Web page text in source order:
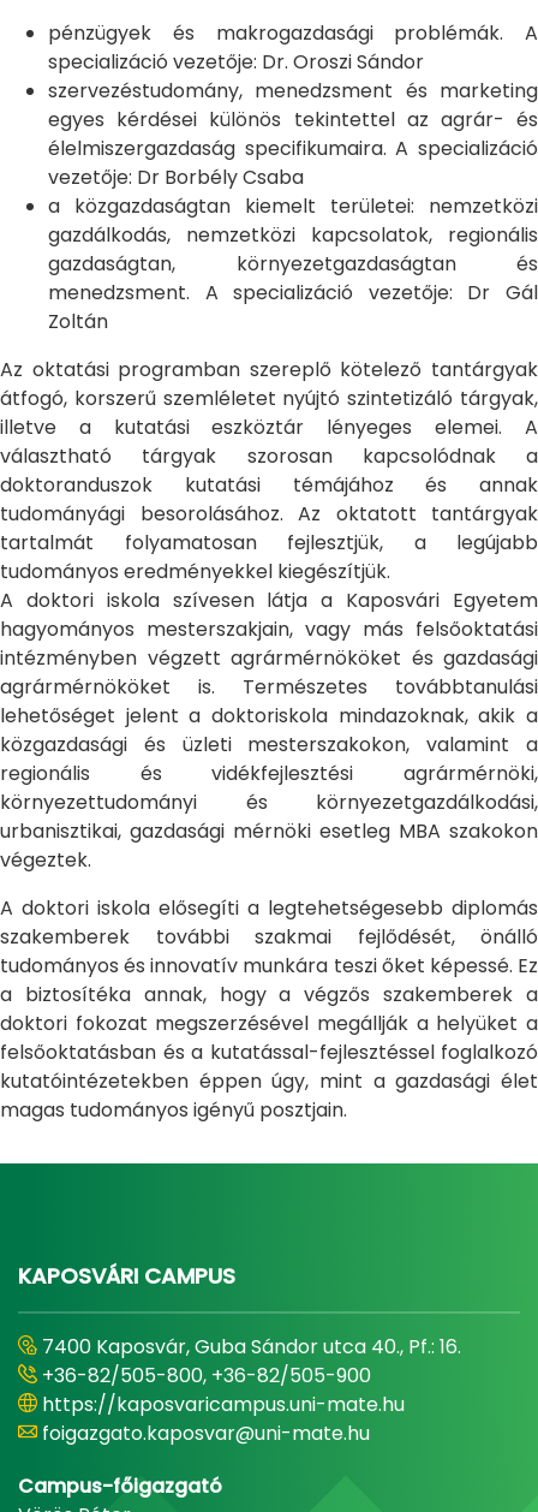
pénzügyek és makrogazdasági problémák. A
specializáció vezetője: Dr. Oroszi Sándor
szervezéstudomány, menedzsment és marketing
egyes kérdései különös tekintettel az agrár- és
élelmiszergazdaság specifikumaira. A specializáció
vezetője: Dr Borbély Csaba
a közgazdaságtan kiemelt területei: nemzetközi
gazdálkodás, nemzetközi kapcsolatok, regionális
gazdaságtan, környezetgazdaságtan és
menedzsment. A specializáció vezetője: Dr Gál
Zoltán
Az oktatási programban szereplő kötelező tantárgyak
átfogó, korszerű szemléletet nyújtó szintetizáló tárgyak,
illetve a kutatási eszköztár lényeges elemei. A
választható tárgyak szorosan kapcsolódnak a
doktoranduszok kutatási témájához és annak
tudományági besorolásához. Az oktatott tantárgyak
tartalmát folyamatosan fejlesztjük, a legújabb
tudományos eredményekkel kiegészítjük.
A doktori iskola szívesen látja a Kaposvári Egyetem
hagyományos mesterszakjain, vagy más felsőoktatási
intézményben végzett agrármérnököket és gazdasági
agrármérnököket is. Természetes továbbtanulási
lehetőséget jelent a doktoriskola mindazoknak, akik a
közgazdasági és üzleti mesterszakokon, valamint a
regionális és vidékfejlesztési agrármérnöki,
környezettudományi és környezetgazdálkodási,
urbanisztikai, gazdasági mérnöki esetleg MBA szakokon
végeztek.
A doktori iskola elősegíti a legtehetségesebb diplomás
szakemberek további szakmai fejlődését, önálló
tudományos és innovatív munkára teszi őket képessé. Ez
a biztosítéka annak, hogy a végzős szakemberek a
doktori fokozat megszerzésével megállják a helyüket a
felsőoktatásban és a kutatással-fejlesztéssel foglalkozó
kutatóintézetekben éppen úgy, mint a gazdasági élet
magas tudományos igényű posztjain.
KAPOSVÁRI CAMPUS
7400 Kaposvár, Guba Sándor utca 40., Pf.: 16.
+36-82/505-800, +36-82/505-900
https://kaposvaricampus.uni-mate.hu
foigazgato.kaposvar@uni-mate.hu
Campus-főigazgató